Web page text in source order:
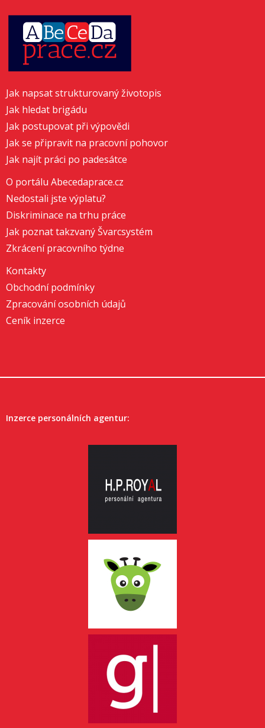
Jak napsat strukturovaný životopis
Jak hledat brigádu
Jak postupovat při výpovědi
Jak se připravit na pracovní pohovor
Jak najít práci po padesátce
O portálu Abecedaprace.cz
Nedostali jste výplatu?
Diskriminace na trhu práce
Jak poznat takzvaný Švarcsystém
Zkrácení pracovního týdne
Kontakty
Obchodní podmínky
Zpracování osobních údajů
Ceník inzerce
Inzerce personálních agentur: